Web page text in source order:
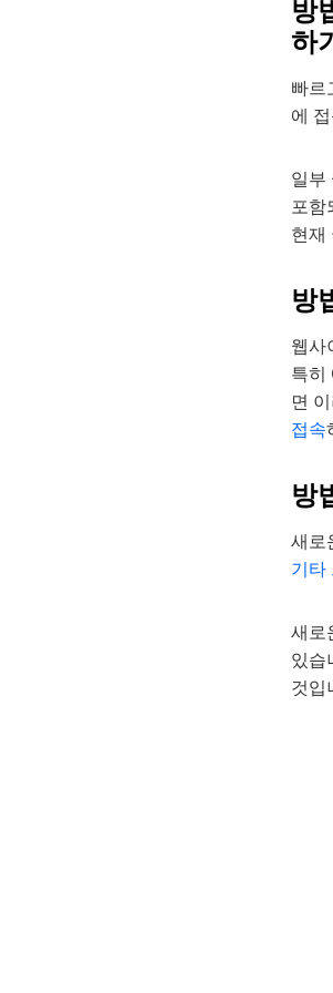
방
하
빠르
에
일부
포함
현재
방
웹사
특히
면
접속
방
새로
기타
새로
있습
것입